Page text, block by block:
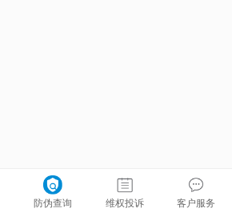
防伪查询 维权投诉 客户服务